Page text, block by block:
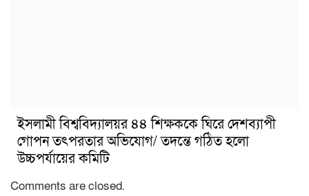
ইসলামী বিশ্ববিদ্যালয়র ৪৪ শিক্ষককে ঘিরে দেশব্যাপী
গোপন তৎপরতার অভিযোগ/ তদন্তে গঠিত হলো
উচ্চপর্যায়ের কমিটি
Comments are closed.